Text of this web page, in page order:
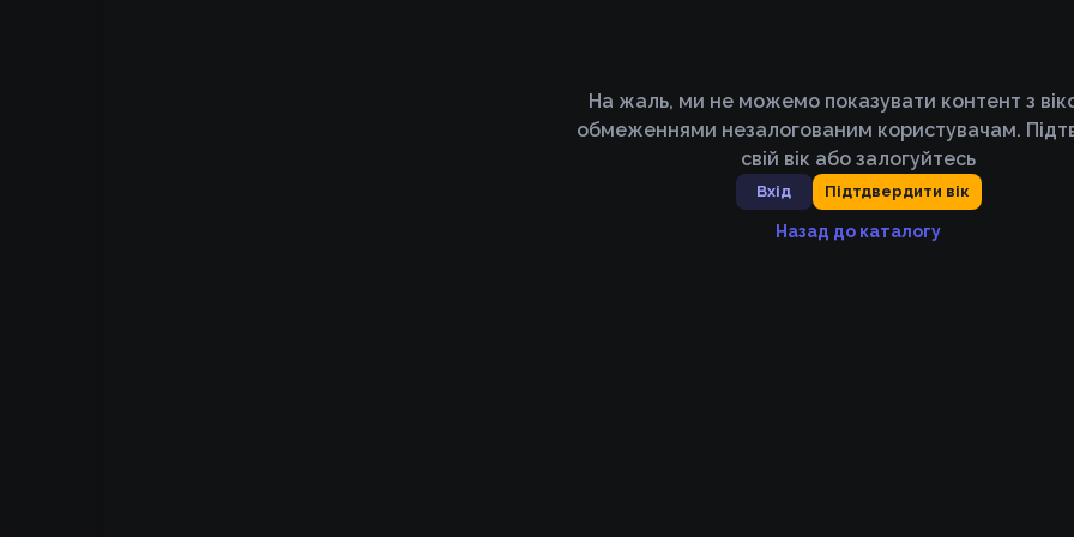
На жаль, ми не можемо показувати контент з
обмеженнями незалогованим користувачам.
свій вік або залогуйтесь
Вхід Підтдвердити вік
Назад до каталогу